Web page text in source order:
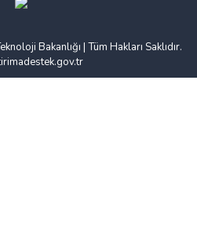
Bakanlığı | Tüm Hakları Saklıdır.